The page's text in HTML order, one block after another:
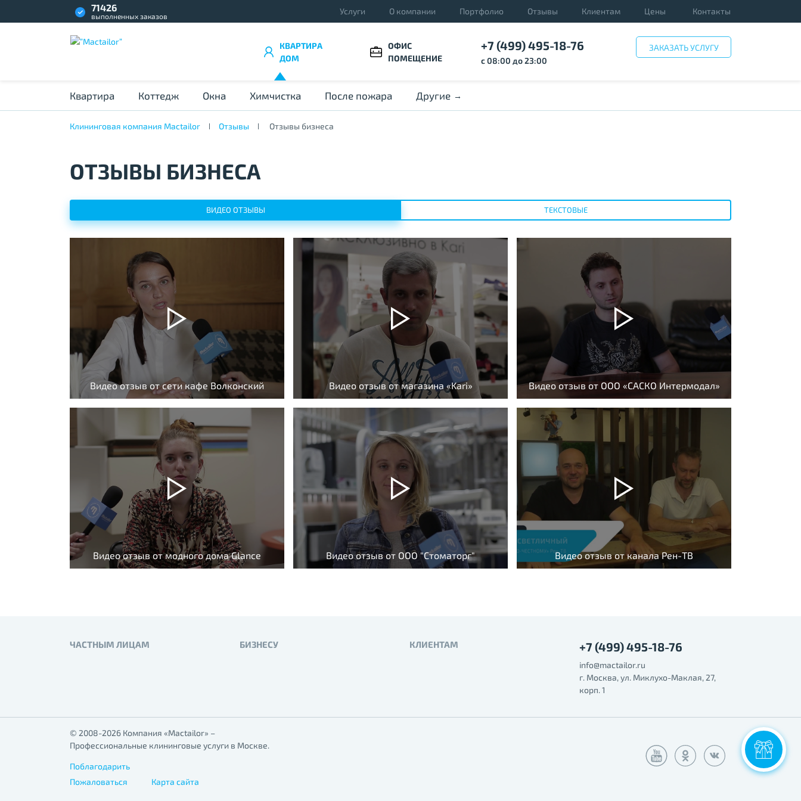
71426
выполненных заказов Услуги О компании Портфолио Отзывы Клиентам Цены Контакты
КВАРТИРА
ДОМ
ОФИС
ПОМЕЩЕНИЕ
+7 (499) 495-18-76
с 08:00 до 23:00
ЗАКАЗАТЬ УСЛУГУ
Квартира Коттедж Окна Химчистка После пожара Другие
Клининговая компания Mactailor Отзывы Отзывы бизнеса
ОТЗЫВЫ БИЗНЕСА
ВИДЕО ОТЗЫВЫ ТЕКСТОВЫЕ
Видео отзыв от сети кафе Волконский Видео отзыв от магазина «Kari» Видео отзыв от ООО «САСКО Интермодал»
Видео отзыв от модного дома Glance Видео отзыв от ООО "Стоматорг" Видео отзыв от канала Рен-ТВ
ЧАСТНЫМ ЛИЦАМ БИЗНЕСУ КЛИЕНТАМ +7 (499) 495-18-76
info@mactailor.ru
г. Москва, ул. Миклухо-Маклая, 27,
корп. 1
© 2008-2026 Компания «Mactailor» –
Профессиональные клининговые услуги в Москве.
Поблагодарить
Пожаловаться
Карта сайта